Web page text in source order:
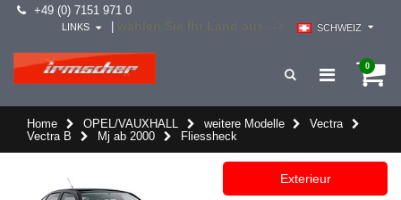
+49 (0) 7151 971 0
SCHWEIZ
LINKS
0
Home OPEL/VAUXHALL weitere Modelle
Vectra
Vectra B
Mj ab 2000 Fliessheck
Exterieur